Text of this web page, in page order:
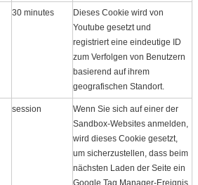
30 minutes
Dieses Cookie wird von
Youtube gesetzt und
registriert eine eindeutige ID
zum Verfolgen von Benutzern
basierend auf ihrem
geografischen Standort.
session
Wenn Sie sich auf einer der
Sandbox-Websites anmelden,
wird dieses Cookie gesetzt,
um sicherzustellen, dass beim
nächsten Laden der Seite ein
Google Tag Manager-Ereignis